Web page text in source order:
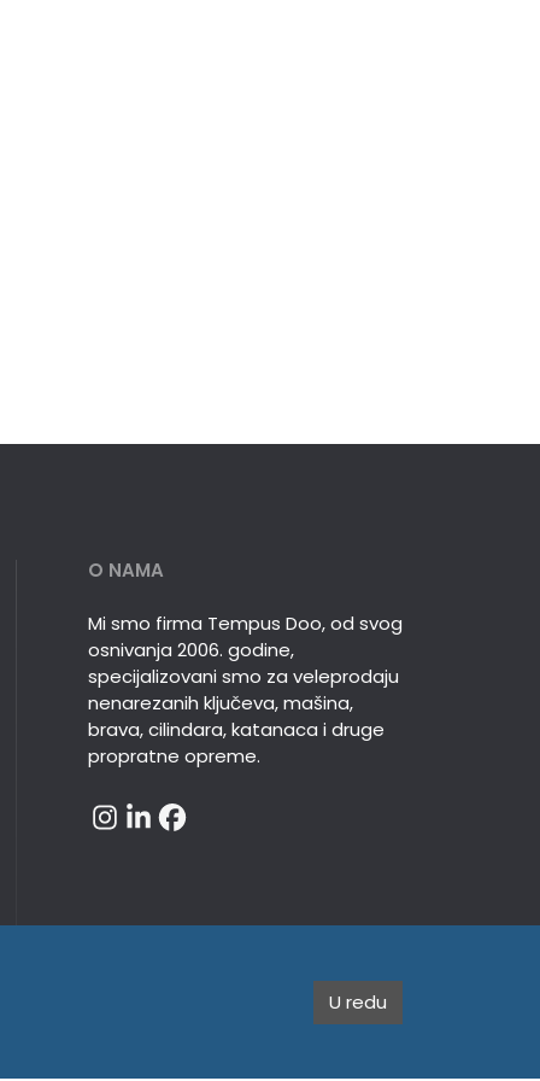
O NAMA
Mi smo firma Tempus Doo, od svog
osnivanja 2006. godine,
specijalizovani smo za veleprodaju
nenarezanih ključeva, mašina,
brava, cilindara, katanaca i druge
propratne opreme.
U redu